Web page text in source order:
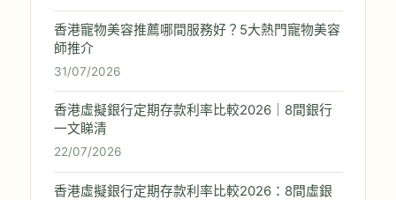
香港寵物美容推薦哪間服務好？5大熱門寵物美容
師推介
31/07/2026
香港虛擬銀行定期存款利率比較2026｜8間銀行
一文睇清
22/07/2026
香港虛擬銀行定期存款利率比較2026：8間虛銀